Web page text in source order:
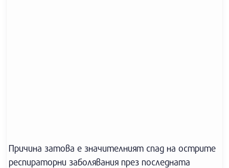
Причина затова е значителният спад на острите
респираторни заболявания през последната